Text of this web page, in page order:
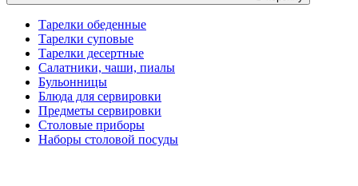
Тарелки обеденные
Тарелки суповые
Тарелки десертные
Салатники, чаши, пиалы
Бульонницы
Блюда для сервировки
Предметы сервировки
Столовые приборы
Наборы столовой посуды